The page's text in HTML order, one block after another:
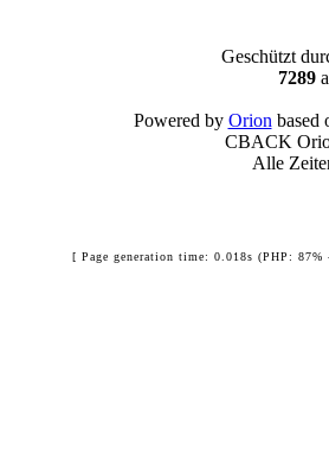
Geschützt
7289
Powered by Orion based
CBACK
Alle
[ Page generation time: 0.018s (PHP: